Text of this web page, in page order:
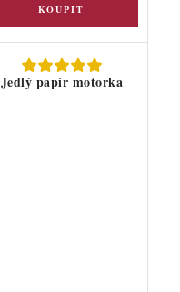
Jedlý papír motorka